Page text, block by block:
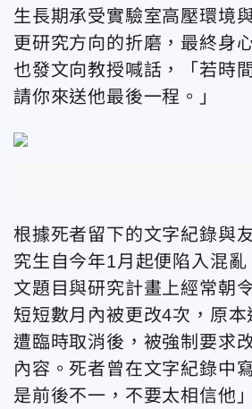
生長期承受實驗室高壓環境
更研究方向的折磨，最終身
也發文向教授喊話，
「 若時
請你來送他最後一程。 」
根據死者留下的文字紀錄與
究生自今年1月起便陷入混
文題目與研究計畫上經常朝
短短數月內被更改4次，原
遭臨時取消後，被強制要求
內容 。死者曾在文字紀錄中
是前後不一，不要太相信他」